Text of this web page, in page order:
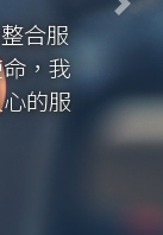
合服
，我
的服